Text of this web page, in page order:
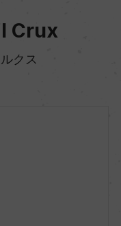
Crux
クス